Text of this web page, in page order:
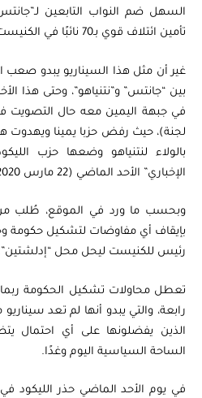
تأمين ائتلاف قوي بـ70 نائبًا في الكنيست.
غير أن مثل هذا السيناريو يبدو صعب
بين “جانتس” و”نتنياهو”، وحتى هذا
لجنة)، حيث رفض حزبا يمينا ويهدوت
بالولاء لنتنياهو وضعها حزب
الإخباري” الأحد الماضي (22 مارس 2020).
وبحسب ما ورد في الموقع، طُلب من
بإيقاف أي مفاوضات لتشكيل حكومة
رئيس للكنيست ليحل محل “إدلشتين”.
تعطل محاولات تشكيل الحكومة ربما
رابعة، والتي يبدو أنها لم تعد سيناريو
الذين يفضلونها على أي احتمال
الساحة السياسية اليوم وغدًا.
في يوم الأحد الماضي حذر الليكود